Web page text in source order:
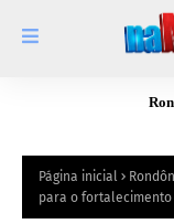
Página inicial
para o fortalecimento